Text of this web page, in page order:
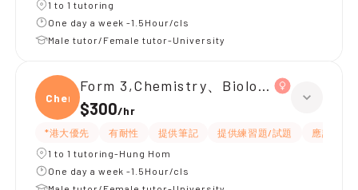
1 to 1 tutoring
One day a week -1.5Hour/cls
Male tutor/Female tutor-University
Chemi
Form 3,Chemistry、Biology、Physics
$300/hr
*港大優先 有耐性 提供筆記 提供練習題/試題
應試策略
1 to 1 tutoring-Hung Hom
One day a week -1.5Hour/cls